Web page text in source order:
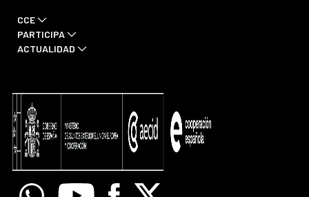
CCE
PARTICIPA
ACTUALIDAD
WhatsappYoutube Facebook
X